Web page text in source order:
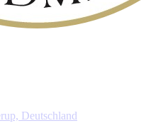
Deutschland